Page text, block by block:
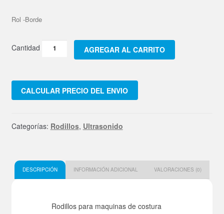
Rol -Borde
Rodillo
de
Soldado
ultrasonido
para
excelente
para
AGREGAR AL CARRITO
CALCULAR PRECIO DEL ENVIO
Categorías: Rodillos, Ultrasonido
DESCRIPCIÓN INFORMACIÓN ADICIONAL VALORACIONES (0)
Rodillos para maquinas de costura